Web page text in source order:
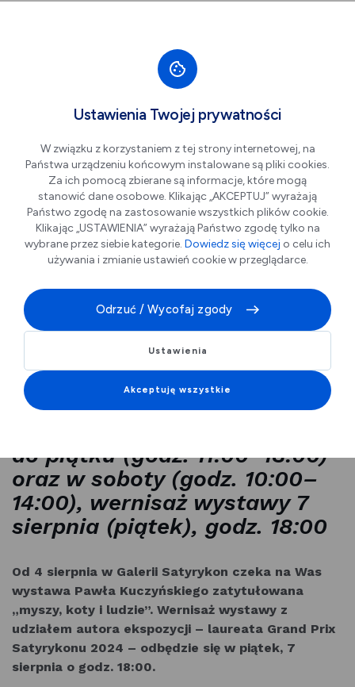
Wystawa Pawła
Kuczyńskiego „myszy,
koty i ludzie”
KIEDY: 4 sierpnia – 31
października 2026, Galeria
do piątku (godz. 11:00–18:00)
oraz w soboty (godz. 10:00–
14:00), wernisaż wystawy 7
sierpnia (piątek), godz. 18:00
Od 4 sierpnia w Galerii Satyrykon czeka na Was
wystawa Pawła Kuczyńskiego zatytułowana
„myszy, koty i ludzie”. Wernisaż wystawy z
udziałem autora ekspozycji – laureata Grand Prix
Satyrykonu 2024 – odbędzie się w piątek, 7
sierpnia o godz. 18:00.
Ustawienia Twojej prywatności
W związku z korzystaniem z tej strony internetowej, na
Państwa urządzeniu końcowym instalowane są pliki cookies.
Za ich pomocą zbierane są informacje, które mogą
stanowić dane osobowe. Klikając „AKCEPTUJ” wyrażają
Państwo zgodę na zastosowanie wszystkich plików cookie.
Klikając „USTAWIENIA” wyrażają Państwo zgodę tylko na
wybrane przez siebie kategorie. Dowiedz się więcej o celu ich
używania i zmianie ustawień cookie w przeglądarce.
Odrzuć / Wycofaj zgody
Ustawienia
Akceptuję wszystkie